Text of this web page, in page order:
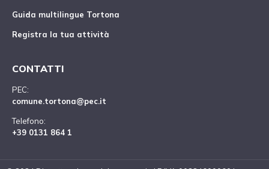
Guida multilingue Tortona
Registra la tua attività
CONTATTI
PEC:
comune.tortona@pec.it
Telefono:
+39 0131 864 1